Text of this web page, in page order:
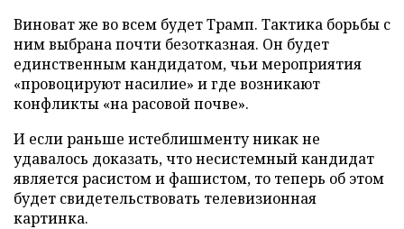
Виноват же во всем будет Трамп. Тактика борьбы с
ним выбрана почти безотказная. Он будет
единственным кандидатом, чьи мероприятия
«провоцируют насилие» и где возникают
конфликты «на расовой почве».
И если раньше истеблишменту никак не
удавалось доказать, что несистемный кандидат
является расистом и фашистом, то теперь об этом
будет свидетельствовать телевизионная
картинка.